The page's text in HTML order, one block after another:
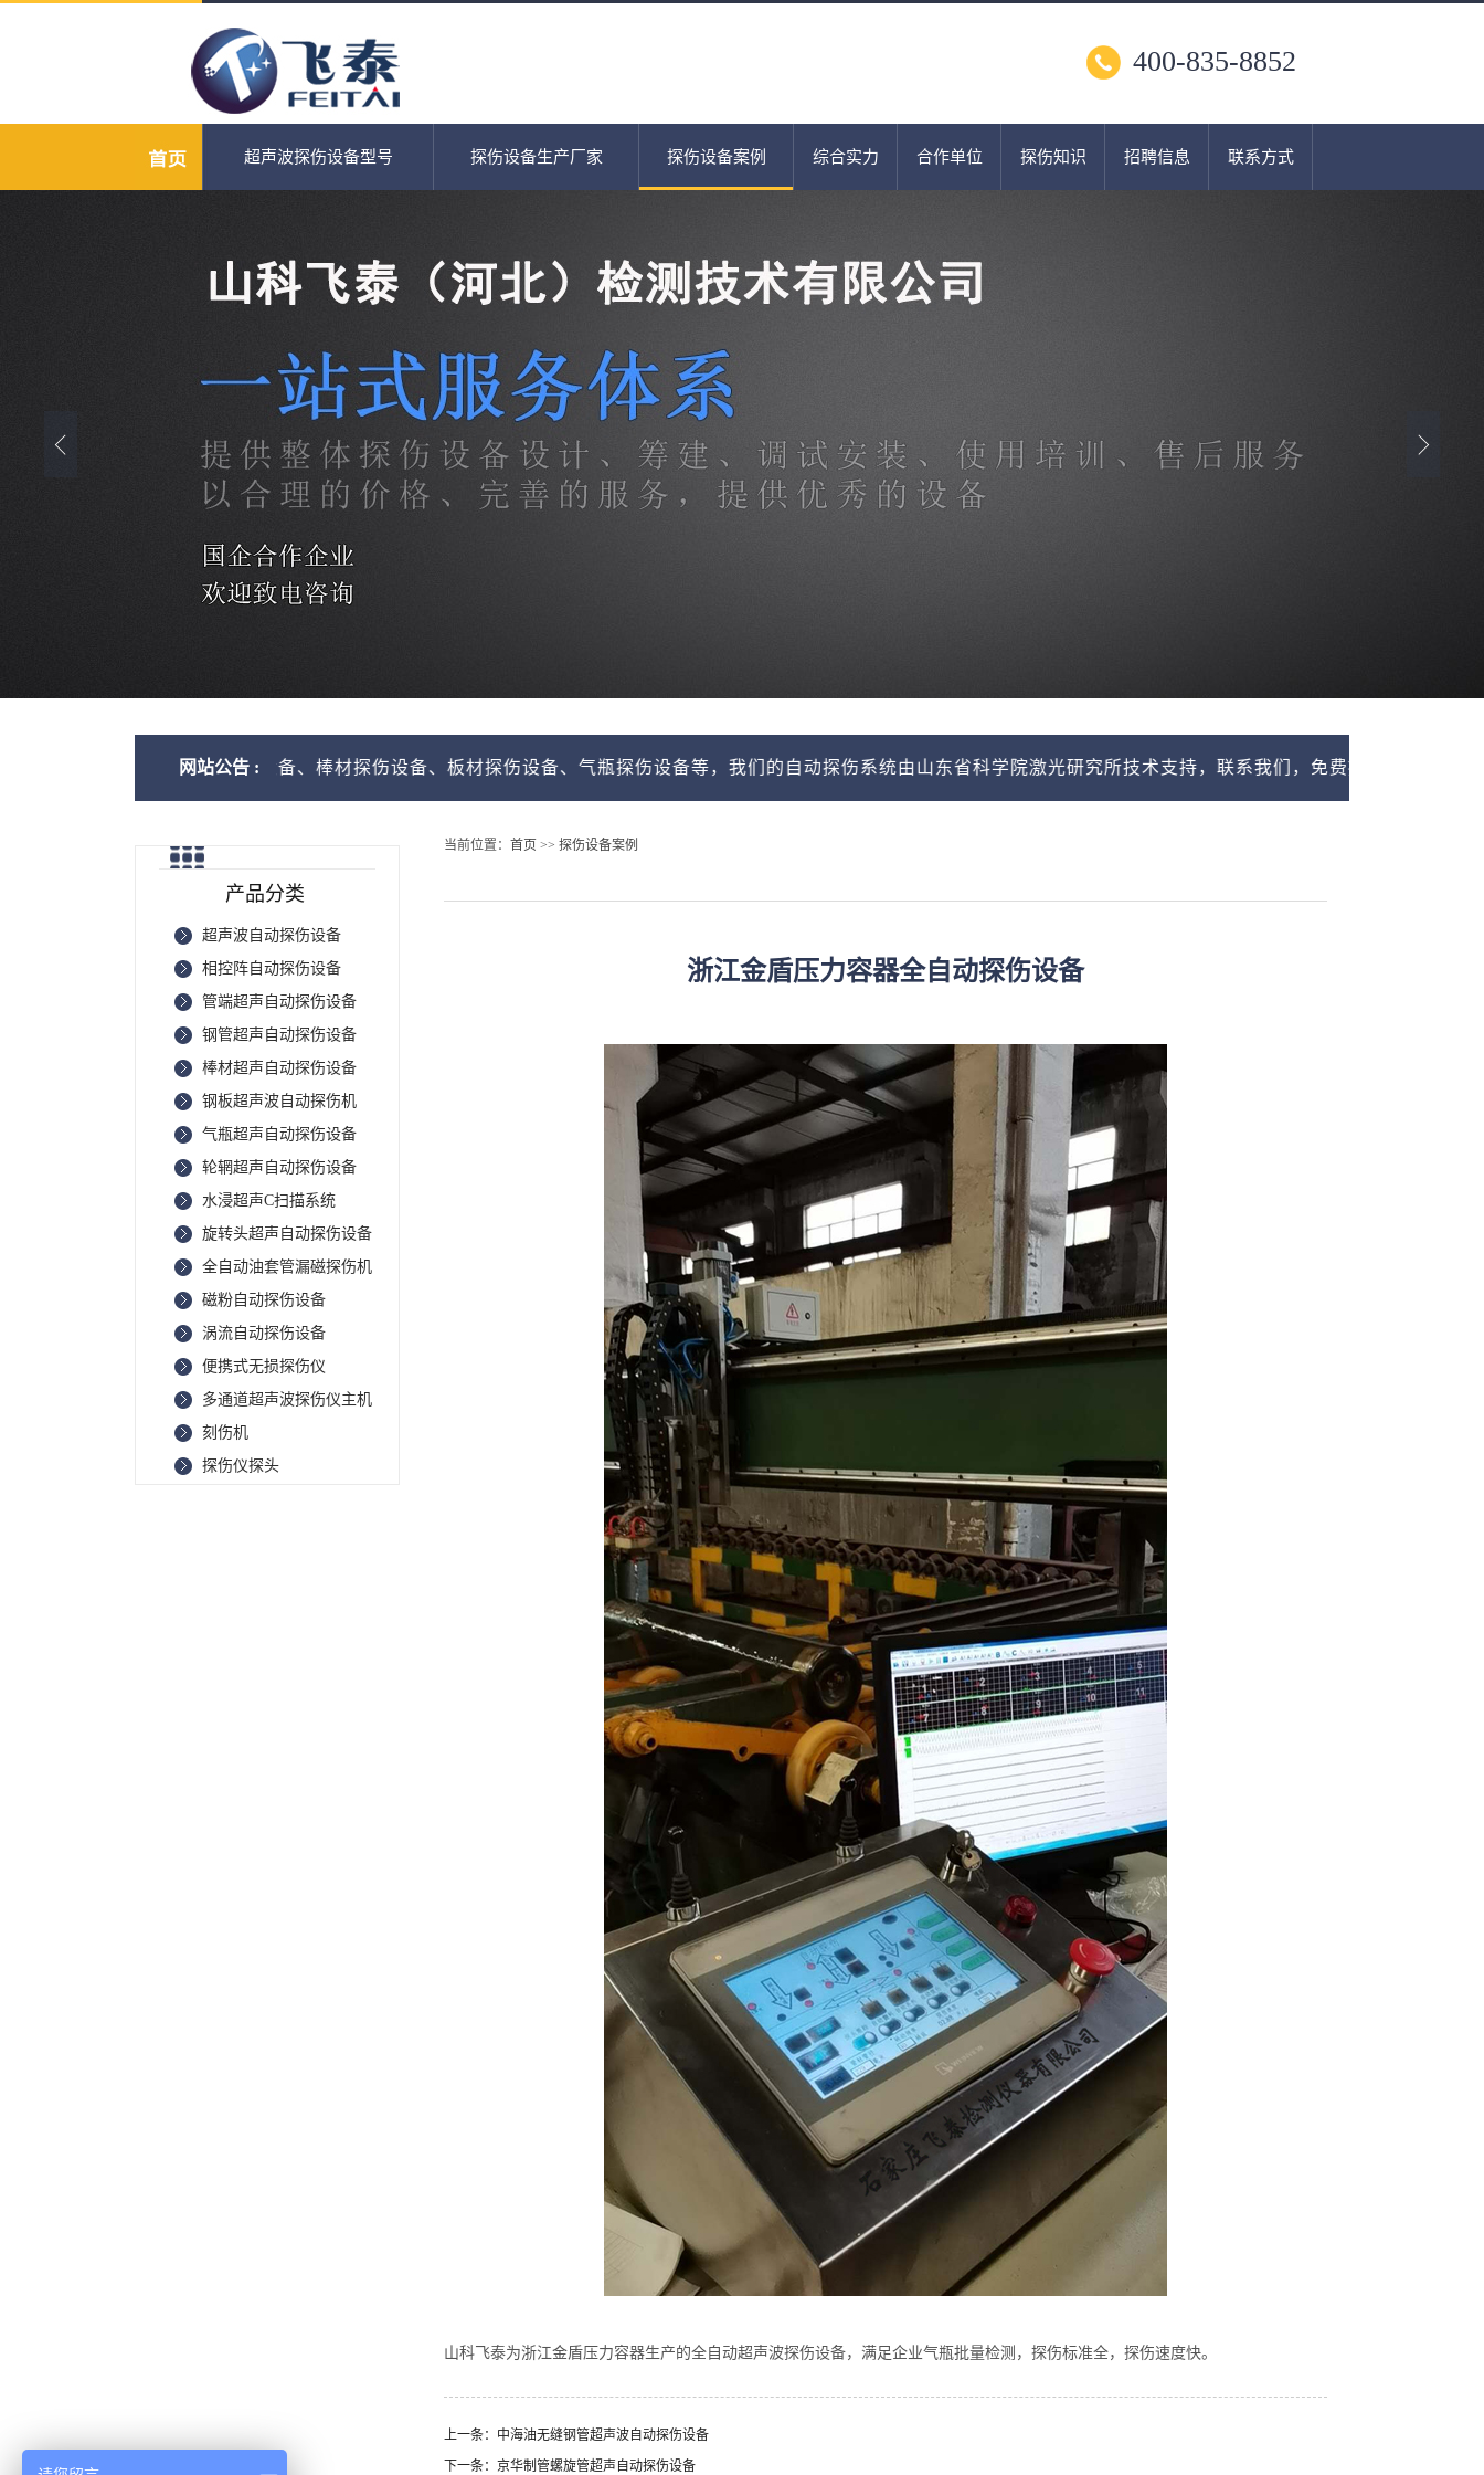
400-835-8852
超声波探伤设备型号 探伤设备生产厂家 探伤设备案例 综合实力 合作单位 探伤知识 招聘信息 联系方式
网站公告 :
制生产：管材探伤设备、棒材探伤设备、板材探伤设备、气瓶探伤设备等，我们的自动探伤系统由山东省科学院激光研究所技术支持，联系我们，免费提供探伤检测解决方案，
产品分类
超声波自动探伤设备
相控阵自动探伤设备
管端超声自动探伤设备
钢管超声自动探伤设备
棒材超声自动探伤设备
钢板超声波自动探伤机
气瓶超声自动探伤设备
轮辋超声自动探伤设备
水浸超声C扫描系统
旋转头超声自动探伤设备
全自动油套管漏磁探伤机
磁粉自动探伤设备
涡流自动探伤设备
便携式无损探伤仪
多通道超声波探伤仪主机
刻伤机
探伤仪探头
当前位置： 首页 >> 探伤设备案例
浙江金盾压力容器全自动探伤设备
山科飞泰为浙江金盾压力容器生产的全自动超声波探伤设备，满足企业气瓶批量检测，探伤标准全，探伤速度快。
上一条：中海油无缝钢管超声波自动探伤设备
下一条：京华制管螺旋管超声自动探伤设备